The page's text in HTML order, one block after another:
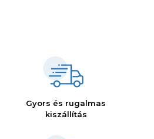
Gyors és rugalmas
kiszállítás